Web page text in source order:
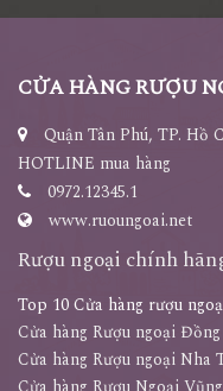
CỬA HÀNG RƯỢU
Quận Tân Phú, TP. Hồ
HOTLINE mua hàng
0972.12345.1
www.ruoungoai.net
Rượu ngoại chính
Top 10 Cửa hàng rượu
Cửa hàng Rượu ngoại
Cửa hàng Rượu ngoại Nha